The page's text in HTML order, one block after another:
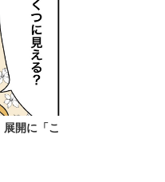
開に「こ